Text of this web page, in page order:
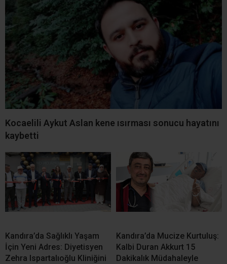
Kocaelili Aykut Aslan kene ısırması sonucu hayatını
kaybetti
Kandıra’da Sağlıklı Yaşam
İçin Yeni Adres: Diyetisyen
Zehra Ispartalıoğlu Kliniğini
Kandıra’da Mucize Kurtuluş:
Kalbi Duran Akkurt 15
Dakikalık Müdahaleyle